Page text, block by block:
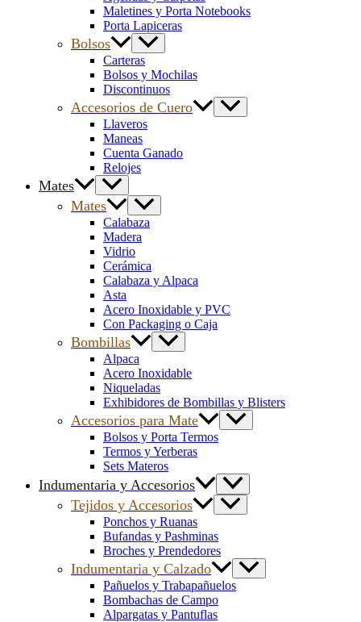
Maletines y Porta Notebooks
Porta Lapiceras
Bolsos
Carteras
Bolsos y Mochilas
Discontinuos
Accesorios de Cuero
Llaveros
Maneas
Cuenta Ganado
Relojes
Mates
Mates
Calabaza
Madera
Vidrio
Cerámica
Calabaza y Alpaca
Asta
Acero Inoxidable y PVC
Con Packaging o Caja
Bombillas
Alpaca
Acero Inoxidable
Niqueladas
Exhibidores de Bombillas y Blisters
Accesorios para Mate
Bolsos y Porta Termos
Termos y Yerberas
Sets Materos
Indumentaria y Accesorios
Tejidos y Accesorios
Ponchos y Ruanas
Bufandas y Pashminas
Broches y Prendedores
Indumentaria y Calzado
Pañuelos y Trabapañuelos
Bombachas de Campo
Alpargatas y Pantuflas